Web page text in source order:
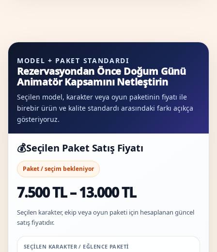
MODEL + PAKET STANDARDI
Rezervasyondan Önce Doğum Günü
Animatör Kapsamını Netleştirin
Seçilen model, karakter veya oyun paketinin fiyatı ile
birebir ürün ve kalite standardı arasındaki farkı açıkça
gösteriyoruz.
💰Seçilen Paket Satış Fiyatı
Paket / seçim bekleniyor
7.500 TL – 13.000 TL
Seçilen karakter, ekip veya oyun paketi için hesaplanan güncel
satış fiyatıdır.
SEÇILEN KARAKTER / EĞLENCE PAKETI